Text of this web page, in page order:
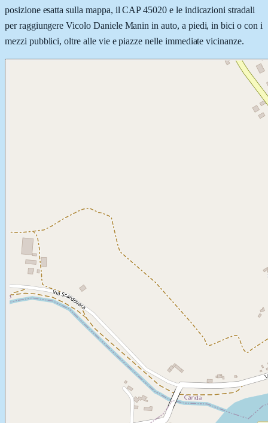
posizione esatta sulla mappa, il CAP 45020 e le indicazioni stradali
per raggiungere Vicolo Daniele Manin in auto, a piedi, in bici o con i
mezzi pubblici, oltre alle vie e piazze nelle immediate vicinanze.